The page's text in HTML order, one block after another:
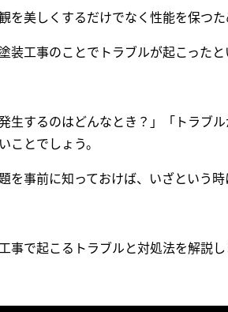
を美しくするだけでなく性能を保つた
装工事のことでトラブルが起こったと
生するのはどんなとき？」「トラブ
ことでしょう。
を事前に知っておけば、いざという時
事で起こるトラブルと対処法を解説し